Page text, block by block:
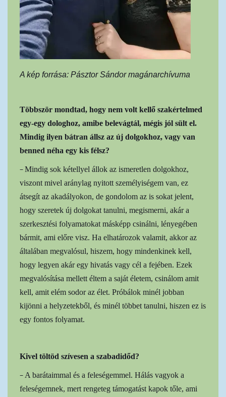
A kép forrása: Pásztor Sándor magánarchívuma
Többször mondtad, hogy nem volt kellő szakértelmed
egy-egy dologhoz, amibe belevágtál, mégis jól sült el.
Mindig ilyen bátran állsz az új dolgokhoz, vagy van
benned néha egy kis félsz?
–Mindig sok kétellyel állok az ismeretlen dolgokhoz,
viszont mivel aránylag nyitott személyiségem van, ez
átsegít az akadályokon, de gondolom az is sokat jelent,
hogy szeretek új dolgokat tanulni, megismerni, akár a
szerkesztési folyamatokat másképp csinálni, lényegében
bármit, ami előre visz. Ha elhatározok valamit, akkor az
általában megvalósul, hiszem, hogy mindenkinek kell,
hogy legyen akár egy hivatás vagy cél a fejében. Ezek
megvalósítása mellett éltem a saját életem, csinálom amit
kell, amit elém sodor az élet. Próbálok minél jobban
kijönni a helyzetekből, és minél többet tanulni, hiszen ez is
egy fontos folyamat.
Kivel töltöd szívesen a szabadidőd?
– A barátaimmal és a feleségemmel. Hálás vagyok a
feleségemnek, mert rengeteg támogatást kapok tőle, ami